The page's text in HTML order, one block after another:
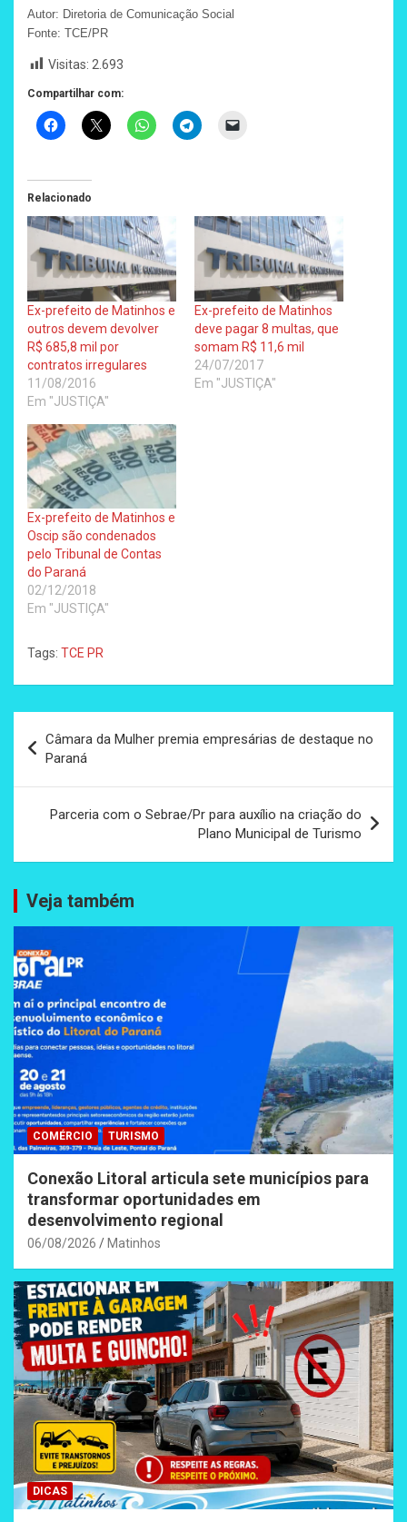
Autor: Diretoria de Comunicação Social
Fonte: TCE/PR
Visitas: 2.693
Compartilhar com:
Relacionado
Ex-prefeito de Matinhos e
outros devem devolver
R$ 685,8 mil por
contratos irregulares
11/08/2016
Em "JUSTIÇA"
Ex-prefeito de Matinhos
deve pagar 8 multas, que
somam R$ 11,6 mil
24/07/2017
Em "JUSTIÇA"
Ex-prefeito de Matinhos e
Oscip são condenados
pelo Tribunal de Contas
do Paraná
02/12/2018
Em "JUSTIÇA"
Tags: TCE PR
de
Post
Câmara da Mulher premia empresárias de destaque no
Paraná
Parceria com o Sebrae/Pr para auxílio na criação do
Plano Municipal de Turismo
Veja também
COMÉRCIO TURISMO
Conexão Litoral articula sete municípios para
transformar oportunidades em
desenvolvimento regional
06/08/2026 Matinhos
DICAS